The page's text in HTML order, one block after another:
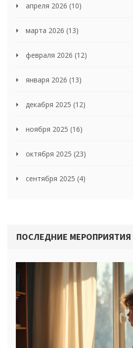
апреля 2026 (10)
марта 2026 (13)
февраля 2026 (12)
января 2026 (13)
декабря 2025 (12)
ноября 2025 (16)
октября 2025 (23)
сентября 2025 (4)
ПОСЛЕДНИЕ МЕРОПРИЯТИЯ